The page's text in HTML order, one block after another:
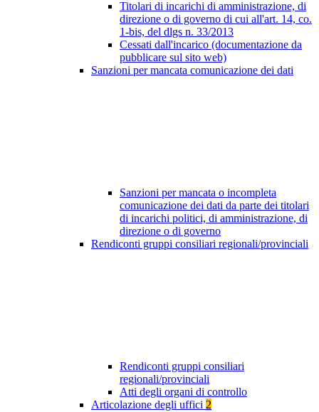
Titolari di incarichi di amministrazione, di
direzione o di governo di cui all'art. 14, co.
1-bis, del dlgs n. 33/2013
Cessati dall'incarico (documentazione da
pubblicare sul sito web)
Sanzioni per mancata comunicazione dei dati
Sanzioni per mancata o incompleta
comunicazione dei dati da parte dei titolari
di incarichi politici, di amministrazione, di
direzione o di governo
Rendiconti gruppi consiliari regionali/provinciali
Rendiconti gruppi consiliari
regionali/provinciali
Atti degli organi di controllo
Articolazione degli uffici 2